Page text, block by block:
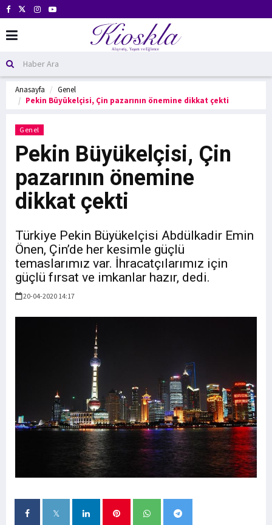
Anasayfa
Genel
Pekin Büyükelçisi, Çin pazarının önemine dikkat çekti
Genel
Pekin Büyükelçisi, Çin
pazarının önemine
dikkat çekti
Türkiye Pekin Büyükelçisi Abdülkadir Emin
Önen, Çin’de her kesimle güçlü
temaslarımız var. İhracatçılarımız için
güçlü fırsat ve imkanlar hazır, dedi.
20-04-2020 14:17